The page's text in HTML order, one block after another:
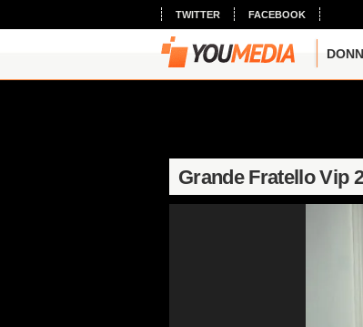
TWITTER FACEBOOK
Grande Fratello Vip